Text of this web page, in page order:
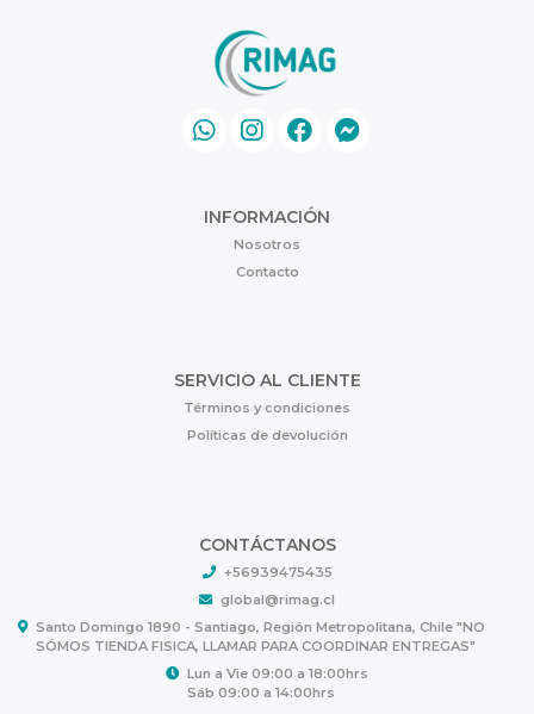
INFORMACIÓN
Nosotros
Contacto
SERVICIO AL CLIENTE
Términos y condiciones
Políticas de devolución
CONTÁCTANOS
+56939475435
global@rimag.cl
Santo Domingo 1890 - Santiago, Región Metropolitana, Chile "NO
SÓMOS TIENDA FISICA, LLAMAR PARA COORDINAR ENTREGAS"
Lun a Vie 09:00 a 18:00hrs
Sáb 09:00 a 14:00hrs